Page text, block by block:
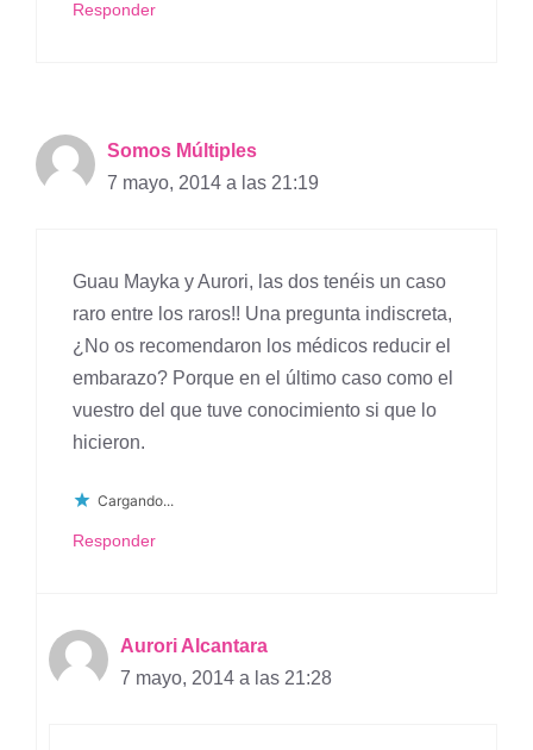
Responder
Somos Múltiples
7 mayo, 2014 a las 21:19
Guau Mayka y Aurori, las dos tenéis un caso
raro entre los raros!! Una pregunta indiscreta,
¿No os recomendaron los médicos reducir el
embarazo? Porque en el último caso como el
vuestro del que tuve conocimiento si que lo
hicieron.
Cargando...
Responder
Aurori Alcantara
7 mayo, 2014 a las 21:28